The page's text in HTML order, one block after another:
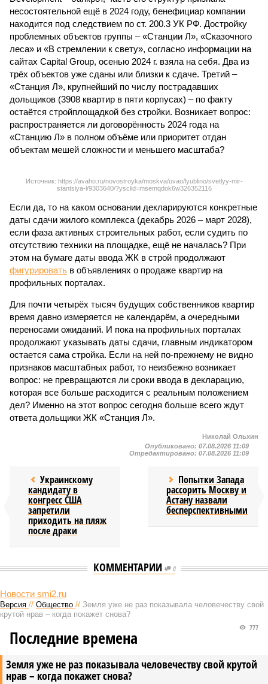
несостоятельной ещё в 2024 году, бенефициар компании
находится под следствием по ст. 200.3 УК РФ. Достройку
проблемных объектов группы – «Станции Л», «Сказочного
леса» и «В стремлении к свету», согласно информации на
сайтах Capital Group, осенью 2024 г. взяла на себя. Два из
трёх объектов уже сданы или близки к сдаче. Третий –
«Станция Л», крупнейший по числу пострадавших
дольщиков (3908 квартир в пяти корпусах) – по факту
остаётся стройплощадкой без стройки. Возникает вопрос:
распространяется ли договорённость 2024 года на
«Станцию Л» в полном объёме или приоритет отдан
объектам мешей сложности и меньшего масштаба?
Источник: https://avaho.ru/novostroyka/moskva/uvao/lyublino/svetlyy-mir-
stantsiya-l/9303640/?ysclid=msemqdok6w326352116
Если да, то на каком основании декларируются конкретные
даты сдачи жилого комплекса (декабрь 2026 – март 2028),
если фаза активных строительных работ, если судить по
отсутствию техники на площадке, ещё не началась? При
этом на бумаге даты ввода ЖК в строй продолжают
фигурировать в объявлениях о продаже квартир на
профильных порталах.
Для почти четырёх тысяч будущих собственников квартир
время давно измеряется не календарём, а очередными
переносами ожиданий. И пока на профильных порталах
продолжают указывать даты сдачи, главным индикатором
остается сама стройка. Если на ней по-прежнему не видно
признаков масштабных работ, то неизбежно возникает
вопрос: не превращаются ли сроки ввода в декларацию,
которая все больше расходится с реальным положением
дел? Именно на этот вопрос сегодня больше всего ждут
ответа дольщики ЖК «Станция Л».
Николай Ольхин
Опубликовано: 07.08.2026 11:09
Отредактировано: 07.08.2026 11:09
Украинскому
кандидату в
конгресс США
запретили
приходить на пляж
после драки
Попытки Запада
рассорить Москву и
Астану назвали
бесперспективными
КОММЕНТАРИИ 0
Новости smi2.ru
Версия // Общество // Земля уже не раз показывала человечеству свой
крутой нрав – когда покажет снова?
Земля уже не раз показывала человечеству свой крутой
нрав – когда покажет снова?
777
Последние времена